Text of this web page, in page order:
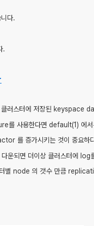
다.
.
러스터에 저장된 keyspace
를 사용한다면 default(1) 에
를 증가시키는 것이 중요하
되면 더이상 클러스터에 log
터별 node 의 갯수 만큼